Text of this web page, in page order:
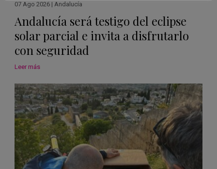
07 Ago 2026 | Andalucía
Andalucía será testigo del eclipse
solar parcial e invita a disfrutarlo
con seguridad
Leer más